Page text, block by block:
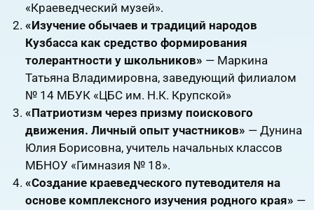
«Краеведческий музей».
«Изучение обычаев и традиций народов
Кузбасса как средство формирования
толерантности у школьников» — Маркина
Татьяна Владимировна, заведующий филиалом
№ 14 МБУК «ЦБС им. Н.К. Крупской»
«Патриотизм через призму поискового
движения. Личный опыт участников» — Дунина
Юлия Борисовна, учитель начальных классов
МБНОУ «Гимназия № 18».
«Создание краеведческого путеводителя на
основе комплексного изучения родного края» —